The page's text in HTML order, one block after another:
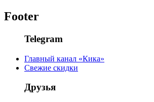
Footer
Telegram
Главный канал «Кика»
Свежие скидки
Друзья